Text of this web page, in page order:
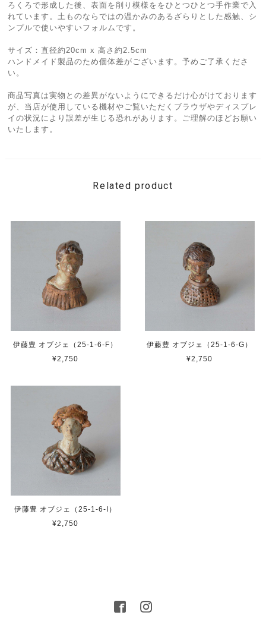
ろくろで形成した後、表面を削り模様ををひとつひとつ手作業で入
れています。土ものならではの温かみのあるざらりとした感触、シ
ンプルで使いやすいフォルムです。
サイズ：直径約20cm x 高さ約2.5cm
ハンドメイド製品のため個体差がございます。予めご了承くださ
い。
商品写真は実物との差異がないようにできるだけ心がけております
が、当店が使用している機材やご覧いただくブラウザやディスプレ
イの状況により誤差が生じる恐れがあります。ご理解のほどお願い
いたします。
Related product
伊藤豊 オブジェ（25-1-6-F）
¥2,750
伊藤豊 オブジェ（25-1-6-G）
¥2,750
伊藤豊 オブジェ（25-1-6-I）
¥2,750